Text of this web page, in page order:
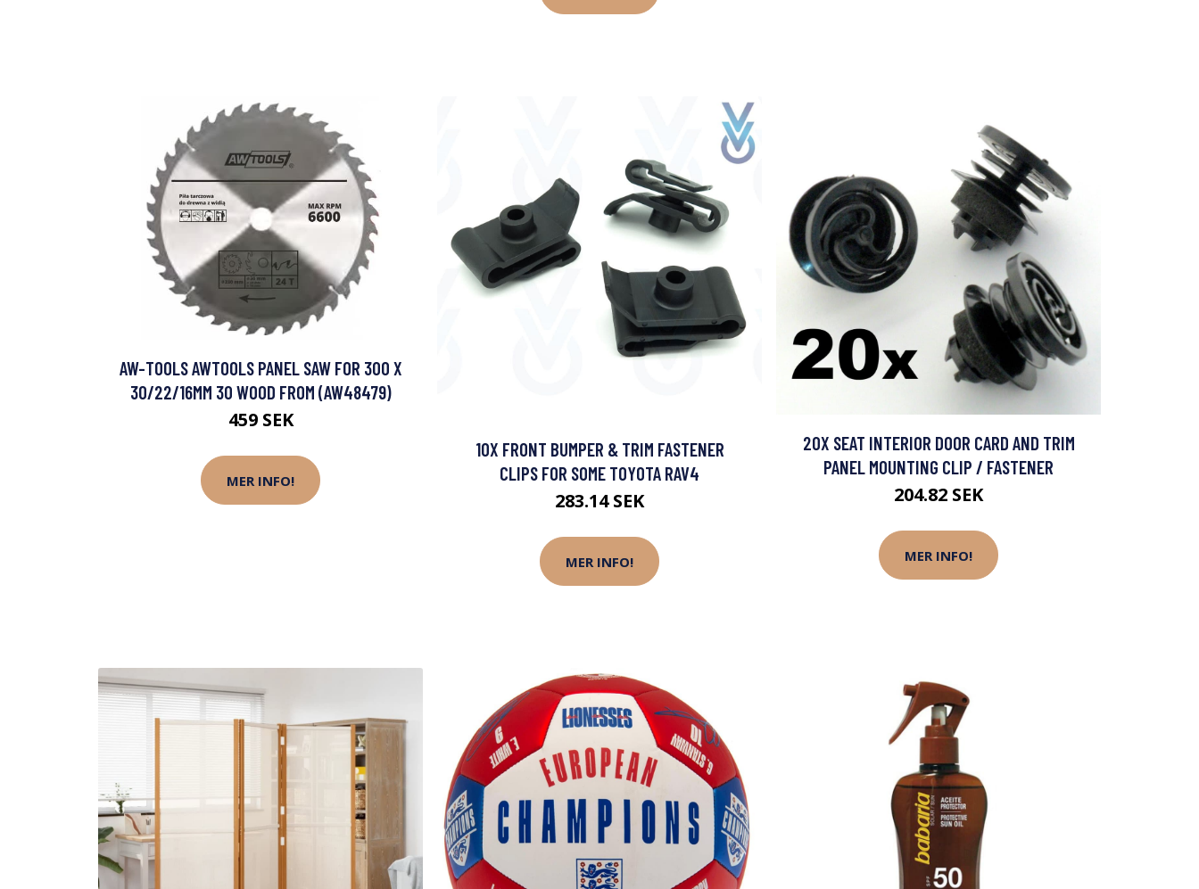
AW-TOOLS AWTOOLS PANEL SAW FOR 300 X
30/22/16MM 30 WOOD FROM (AW48479)
459 SEK
MER INFO!
10X FRONT BUMPER & TRIM FASTENER
CLIPS FOR SOME TOYOTA RAV4
283.14 SEK
MER INFO!
20X SEAT INTERIOR DOOR CARD AND TRIM
PANEL MOUNTING CLIP / FASTENER
204.82 SEK
MER INFO!